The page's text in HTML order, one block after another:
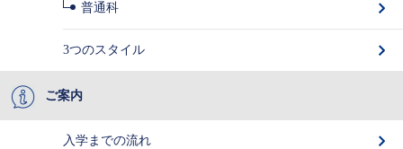
普通科
3つのスタイル
ご案内
入学までの流れ